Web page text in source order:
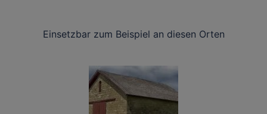
Einsetzbar zum Beispiel an diesen Orten